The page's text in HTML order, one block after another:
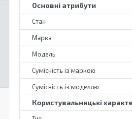
Основні атрибути
Стан
Марка
Модель
Сумісність із маркою
Сумісність із моделлю
Користувальницькі